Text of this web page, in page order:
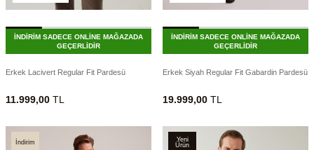
İNDİRİM SADECE ONLİNE MAĞAZADA
GEÇERLİDİR
Erkek Lacivert Regular Fit Pardesü
11.999,00 TL
İNDİRİM SADECE ONLİNE MAĞAZADA
GEÇERLİDİR
Erkek Siyah Regular Fit Gabardin Pardesü
19.999,00 TL
İndirim
Yeni
Ürün